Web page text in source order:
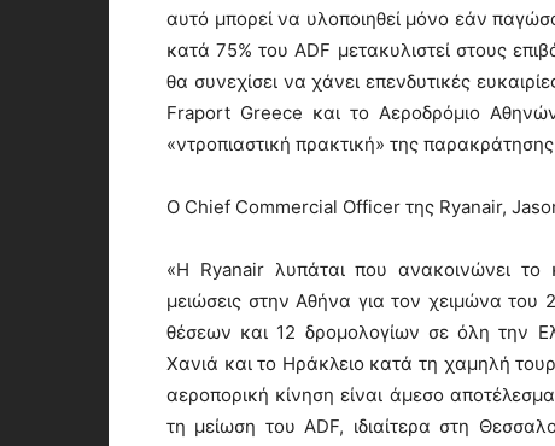
αυτό μπορεί να υλοποιηθεί μόνο εάν
κατά 75% του ADF μετακυλιστεί στους
θα συνεχίσει να χάνει επενδυτικές
Fraport Greece και το Αεροδρόμιο
«ντροπιαστική πρακτική» της
Ο Chief Commercial Officer της Ryanair,
«Η Ryanair λυπάται που ανακοινώνει το
μειώσεις στην Αθήνα για τον χειμώνα
θέσεων και 12 δρομολογίων σε όλη την
Χανιά και το Ηράκλειο κατά τη χαμηλή
αεροπορική κίνηση είναι άμεσο
τη μείωση του ADF, ιδιαίτερα στη